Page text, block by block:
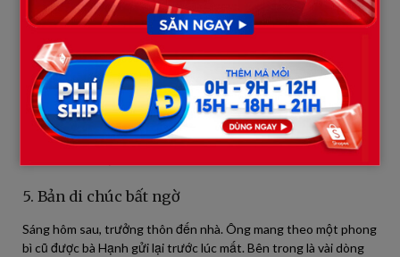
toan đào mộ!
– Trả lại vàng cho tôi! – Tuấn gào thét, giãy giụa.
Hàng xóm nghe tiếng ồn cũng ùa ra. Ánh đèn pin loang loáng,
tiếng bàn tán rì rầm:
– Trời ơi, thằng út bà Hạnh định phá mộ mẹ thật kìa!
Tuấn bị giữ chặt, rũ rượi như kẻ mất hồn. Trong ánh mắt mọi
5. Bản di chúc bất ngờ
Sáng hôm sau, trưởng thôn đến nhà. Ông mang theo một phong
bì cũ được bà Hạnh gửi lại trước lúc mất. Bên trong là vài dòng